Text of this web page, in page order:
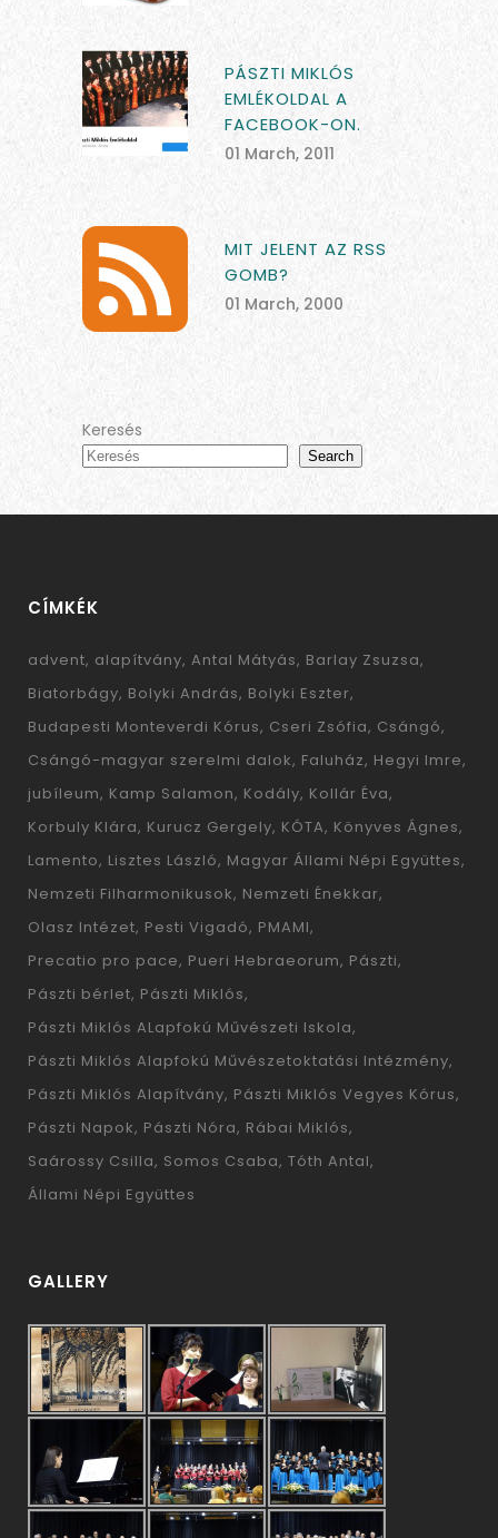
PÁSZTI MIKLÓS
EMLÉKOLDAL A
FACEBOOK-ON.
01 March, 2011
MIT JELENT AZ RSS
GOMB?
01 March, 2000
Keresés
Search
CÍMKÉK
advent alapítvány Antal Mátyás Barlay Zsuzsa
Biatorbágy Bolyki András Bolyki Eszter
Budapesti Monteverdi Kórus Cseri Zsófia Csángó
Csángó-magyar szerelmi dalok Faluház Hegyi Imre
jubíleum Kamp Salamon Kodály Kollár Éva
Korbuly Klára Kurucz Gergely KÓTA Könyves Ágnes
Lamento Lisztes László Magyar Állami Népi Együttes
Nemzeti Filharmonikusok Nemzeti Énekkar
Olasz Intézet Pesti Vigadó PMAMI
Precatio pro pace Pueri Hebraeorum Pászti
Pászti bérlet Pászti Miklós
Pászti Miklós ALapfokú Művészeti Iskola
Pászti Miklós Alapfokú Művészetoktatási Intézmény
Pászti Miklós Alapítvány Pászti Miklós Vegyes Kórus
Pászti Napok Pászti Nóra Rábai Miklós
Saárossy Csilla Somos Csaba Tóth Antal
Állami Népi Együttes
GALLERY